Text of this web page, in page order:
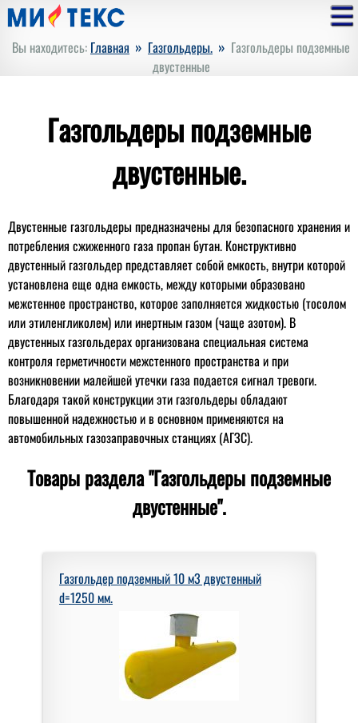
Вы находитесь: Главная » Газгольдеры. » Газгольдеры подземные
двустенные
Газгольдеры подземные
двустенные.
Двустенные газгольдеры предназначены для безопасного хранения и
потребления сжиженного газа пропан бутан. Конструктивно
двустенный газгольдер представляет собой емкость, внутри которой
установлена еще одна емкость, между которыми образовано
межстенное пространство, которое заполняется жидкостью (тосолом
или этиленгликолем) или инертным газом (чаще азотом). В
двустенных газгольдерах организована специальная система
контроля герметичности межстенного пространства и при
возникновении малейшей утечки газа подается сигнал тревоги.
Благодаря такой конструкции эти газгольдеры обладают
повышенной надежностью и в основном применяются на
автомобильных газозаправочных станциях (АГЗС).
Товары раздела "Газгольдеры подземные
двустенные".
Газгольдер подземный 10 м3 двустенный
d=1250 мм.